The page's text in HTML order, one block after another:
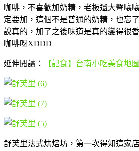
咖啡，不喜歡加奶精，老板還大聲嚷
定要加，這個不是普通的奶精，也忘
說真的，加了之後味道是真的變得很
咖啡呀XDDD
延伸閱讀： 【記食】台南小吃美食地圖
舒芙里法式烘焙坊，第一次得知這家